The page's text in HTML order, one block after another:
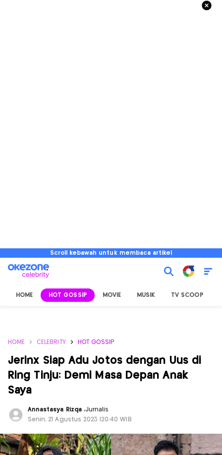
Scroll kebawah untuk membaca artikel
HOME HOT GOSSIP MOVIE MUSIK TV SCOOP
HOME CELEBRITY HOT GOSSIP
Jerinx Siap Adu Jotos dengan Uus di
Ring Tinju: Demi Masa Depan Anak
Saya
Annastasya Rizqa ,Jurnalis
Senin, 21 Agustus 2023 |20:40 WIB